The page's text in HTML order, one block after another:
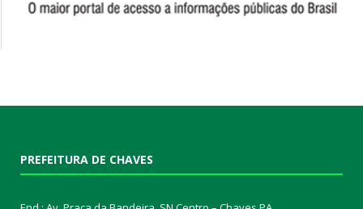
PREFEITURA DE CHAVES